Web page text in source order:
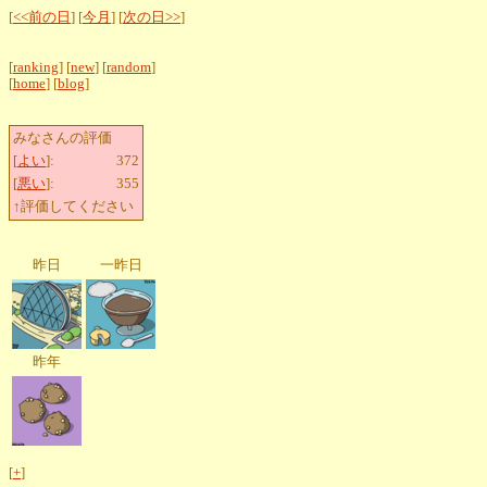
[<<前の日 ] [今月 ] [次の日>>]
[ranking] [new] [random]
[home] [blog]
みなさんの評価
[よい]:
372
[悪い]:
355
↑評価してください
昨日 一昨日
昨年
[+]